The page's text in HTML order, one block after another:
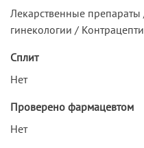
Лекарственные
гинекологии /
Сплит
Нет
Проверено фармацевтом
Нет